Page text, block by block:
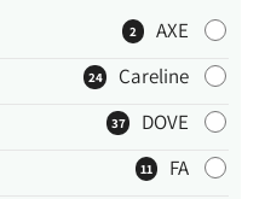
AXE
2
Careline
24
DOVE
37
FA
11